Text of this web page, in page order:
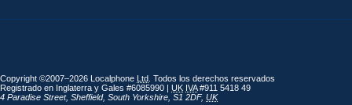
Copyright ©2007–2026 Localphone Ltd . Todos los derechos reservados
Registrado en Inglaterra y Gales #6085990 | UK IVA#911 5418 49
4 Paradise Street, Sheffield, South Yorkshire S1 2DF, UK